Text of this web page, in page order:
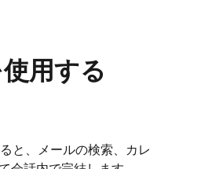
用する
と、メールの検索、カレ